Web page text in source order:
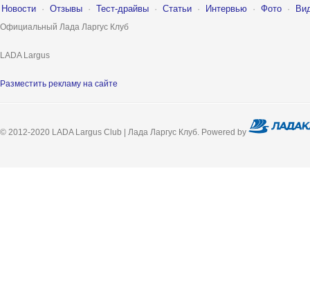
Новости · Отзывы · Тест-драйвы · Статьи · Интервью · Фото ·
Официальный Лада Ларгус Клуб
LADA Largus
Разместить рекламу на сайте
© 2012-2020 LADA Largus Club | Лада Ларгус Клуб. Powered by